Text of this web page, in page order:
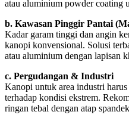
atau aluminium powder coating
b. Kawasan Pinggir Pantai
Kadar garam tinggi dan angin
kanopi konvensional. Solusi
atau aluminium dengan lapisan
c. Pergudangan & Industri
Kanopi untuk area industri
terhadap kondisi ekstrem.
ringan tebal dengan atap